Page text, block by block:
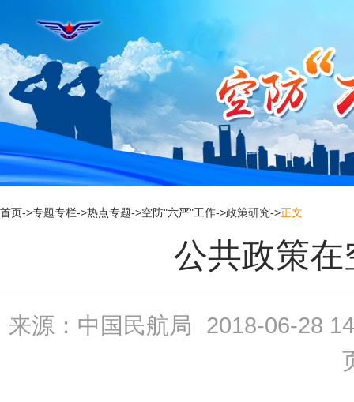
首页->专题专栏->热点专题->空防"六严"工作->政策研究->正文
公共政策
来源：中国民航局
2018-06-28
打
开
无
障
碍
说
页
面,
按
波
导
式